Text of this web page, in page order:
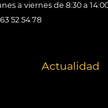
a viernes de 8:30 a
52 54 78
Actualidad